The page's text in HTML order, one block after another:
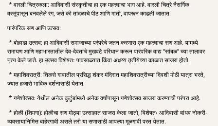
* वारली चित्रकला: आदिवासी संस्कृतीचा हा एक महत्त्वाचा भाग आहे. वारली चित्रे नैसर्गिक
वस्तूंपासून बनवलेले रंग, जसे की तांदळाचे पीठ आणि माती, वापरून काढली जातात.
पारंपरिक सण आणि उत्सव:
* बोहाडा उत्सव: हा आदिवासी समाजाच्या परंपरेचे जतन करणारा एक महत्त्वाचा सण आहे. यामध्ये
रामायण आणि महाभारतातील देव-देवतांचे मुखवटे परिधान करून पारंपरिक वाद्य “सांबळ” च्या तालावर
नृत्य केले जाते. हा उत्सव विशेषतः पावसाळ्यात किंवा अक्षय्य तृतीयेच्या काळात साजरा होतो.
* महाशिवरात्री: तिळसे गावातील प्रसिद्ध शंकर मंदिरात महाशिवरात्रीच्या दिवशी मोठी यात्रा भरते,
ज्यात हजारो भाविक दर्शनासाठी येतात.
* गणेशोत्सव: येथील अनेक कुटुंबांमध्ये अनेक वर्षांपासून गणेशोत्सव साजरा करण्याची परंपरा आहे.
* होळी (शिमगा): होळीचा सण मोठ्या उत्साहात साजरा केला जातो, विशेषतः आदिवासी बांधव नोकरी-
व्यवसायानिमित्त बाहेरगावी असले तरी या सणासाठी आपल्या मूळगावी परत येतात.